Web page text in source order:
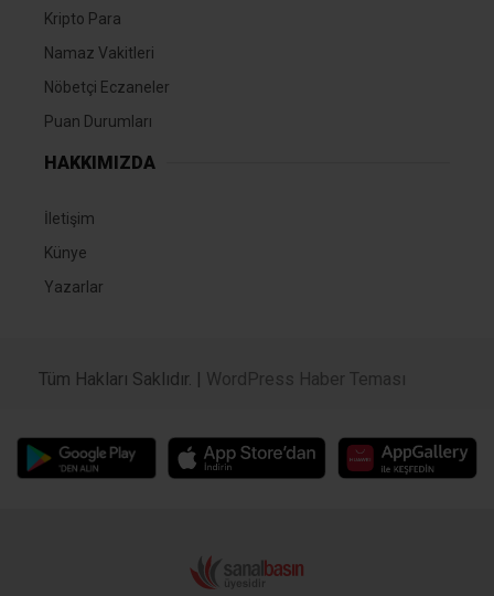
Kripto Para
Namaz Vakitleri
Nöbetçi Eczaneler
Puan Durumları
HAKKIMIZDA
İletişim
Künye
Yazarlar
Tüm Hakları Saklıdır. | WordPress Haber Teması